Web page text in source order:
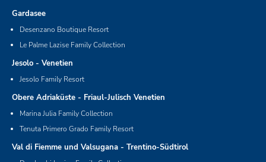
Gardasee
Desenzano Boutique Resort
Le Palme Lazise Family Collection
Jesolo - Venetien
Jesolo Family Resort
Obere Adriaküste - Friaul-Julisch Venetien
Marina Julia Family Collection
Tenuta Primero Grado Family Resort
Val di Fiemme und Valsugana - Trentino-Südtirol